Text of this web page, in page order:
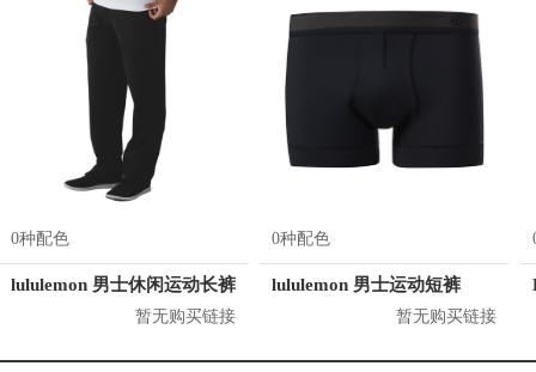
0种配色
lululemon 男士休闲运动长裤
暂无购买链接
0种配色
lululemon 男士运动短裤
暂无购买链接